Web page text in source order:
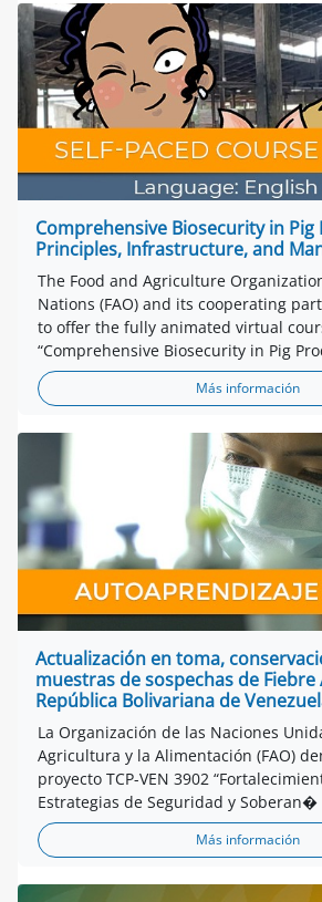
Comprehensive Biosecurity in
Principles, Infrastructure, and
The Food and Agriculture
Nations (FAO) and its cooperating
to offer the fully animated virtual
“Comprehensive Biosecurity in Pig
Más información
Actualización en toma,
muestras de sospechas de
República Bolivariana de
La Organización de las Naciones
Agricultura y la Alimentación (FAO)
proyecto TCP-VEN 3902
Estrategias de Seguridad y Soberan�
Más información